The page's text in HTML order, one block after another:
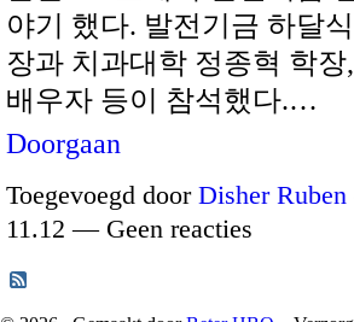
야기 했다. 발전기금 하달
장과 치과대학 정종혁 학
배우자 등이 참석했다.…
Doorgaan
Toegevoegd door Disher Ruben
11.12 — Geen reacties